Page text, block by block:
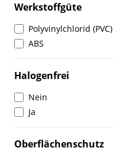
Werkstoffgüte
Polyvinylchlorid (PVC)
ABS
Halogenfrei
Nein
Ja
Oberflächenschutz